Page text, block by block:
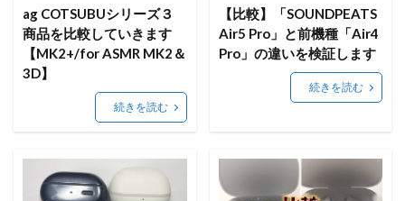
ag COTSUBUシリーズ３
商品を比較していきます
【MK2+/for ASMR MK2＆
3D】
続きを読む
【比較】「SOUNDPEATS
Air5 Pro」と前機種「Air4
Pro」の違いを検証します
続きを読む